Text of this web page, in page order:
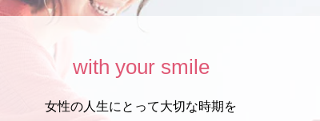
with your smile
女性の人生にとって大切な時期を